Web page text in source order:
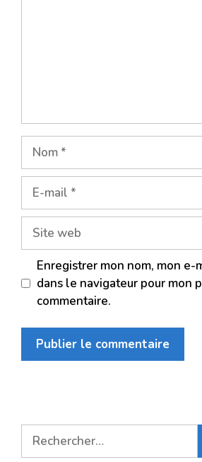
Nom
mail
Site
web
Enregistrer mon nom, mon e-
dans le navigateur pour mon
commentaire.
Rechercher :